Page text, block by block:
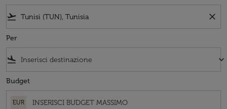
flight_takeoff close
Per
flight_land keyboard_arrow_down
Budget
EUR